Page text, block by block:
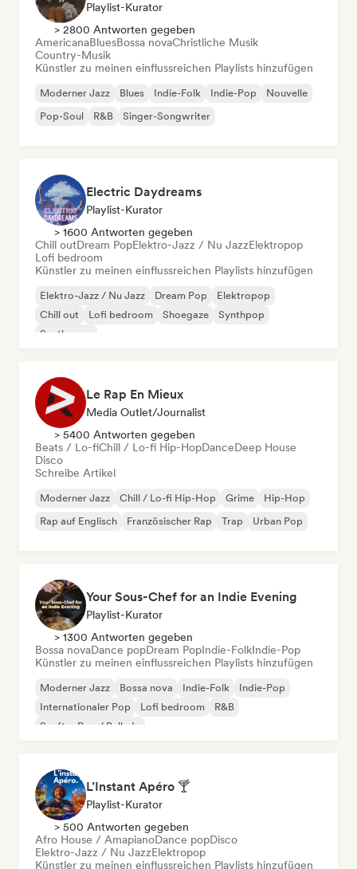
Playlist-Kurator
> 2800 Antworten gegeben
AmericanaBluesBossa novaChristliche Musik
Country-Musik
Künstler zu meinen einflussreichen Playlists hinzufügen
Moderner Jazz Blues Indie-Folk Indie-Pop
Nouvelle
Pop-Soul
R&B Singer-Songwriter
Electric Daydreams
Playlist-Kurator
> 1600 Antworten gegeben
Chill outDream PopElektro-Jazz / Nu JazzElektropop
Lofi bedroom
Künstler zu meinen einflussreichen Playlists hinzufügen
Elektro-Jazz / Nu Jazz Dream Pop
Elektropop
Chill out
Lofi bedroom Shoegaze
Synthpop
Synthwave
Le Rap En Mieux
Media Outlet/Journalist
> 5400 Antworten gegeben
Beats / Lo-fiChill / Lo-fi Hip-HopDanceDeep House
Disco
Schreibe Artikel
Moderner Jazz Chill / Lo-fi Hip-Hop Grime
Hip-Hop
Rap auf Englisch
Französischer Rap Trap Urban Pop
Your Sous-Chef for an Indie Evening
Playlist-Kurator
> 1300 Antworten gegeben
Bossa novaDance popDream PopIndie-FolkIndie-Pop
Künstler zu meinen einflussreichen Playlists hinzufügen
Moderner Jazz Bossa nova Indie-Folk
Indie-Pop
Internationaler Pop
Lofi bedroom
R&B
Sanfter Pop / Ballade
L’Instant Apéro 🍸
Playlist-Kurator
> 500 Antworten gegeben
Afro House / AmapianoDance popDisco
Elektro-Jazz / Nu JazzElektropop
Künstler zu meinen einflussreichen Playlists hinzufügen